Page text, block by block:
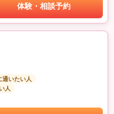
体験・相談予約
通いたい人
人